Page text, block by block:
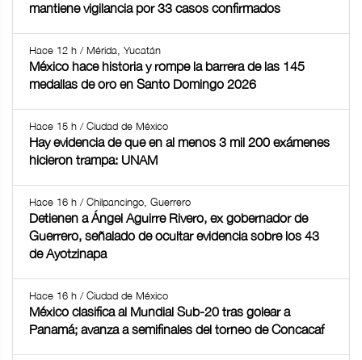
mantiene vigilancia por 33 casos confirmados
Hace 12 h / Mérida, Yucatán
México hace historia y rompe la barrera de las 145
medallas de oro en Santo Domingo 2026
Hace 15 h / Ciudad de México
Hay evidencia de que en al menos 3 mil 200 exámenes
hicieron trampa: UNAM
Hace 16 h / Chilpancingo, Guerrero
Detienen a Ángel Aguirre Rivero, ex gobernador de
Guerrero, señalado de ocultar evidencia sobre los 43
de Ayotzinapa
Hace 16 h / Ciudad de México
México clasifica al Mundial Sub-20 tras golear a
Panamá; avanza a semifinales del torneo de Concacaf